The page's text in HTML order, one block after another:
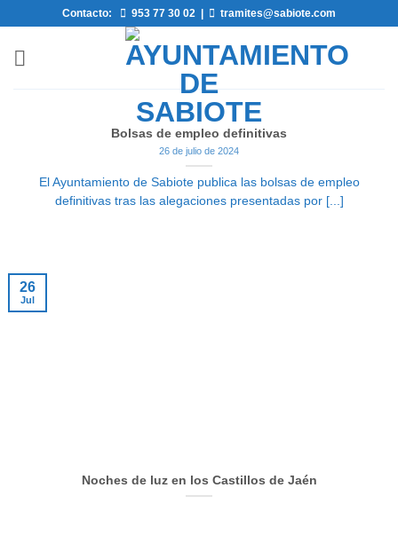
contenido
Contacto: 953 77 30 02 | tramites@sabiote.com
Bolsas de empleo definitivas
26 de julio de 2024
El Ayuntamiento de Sabiote publica las bolsas de empleo
definitivas tras las alegaciones presentadas por [...]
Noches de luz en los Castillos de Jaén
26
Jul